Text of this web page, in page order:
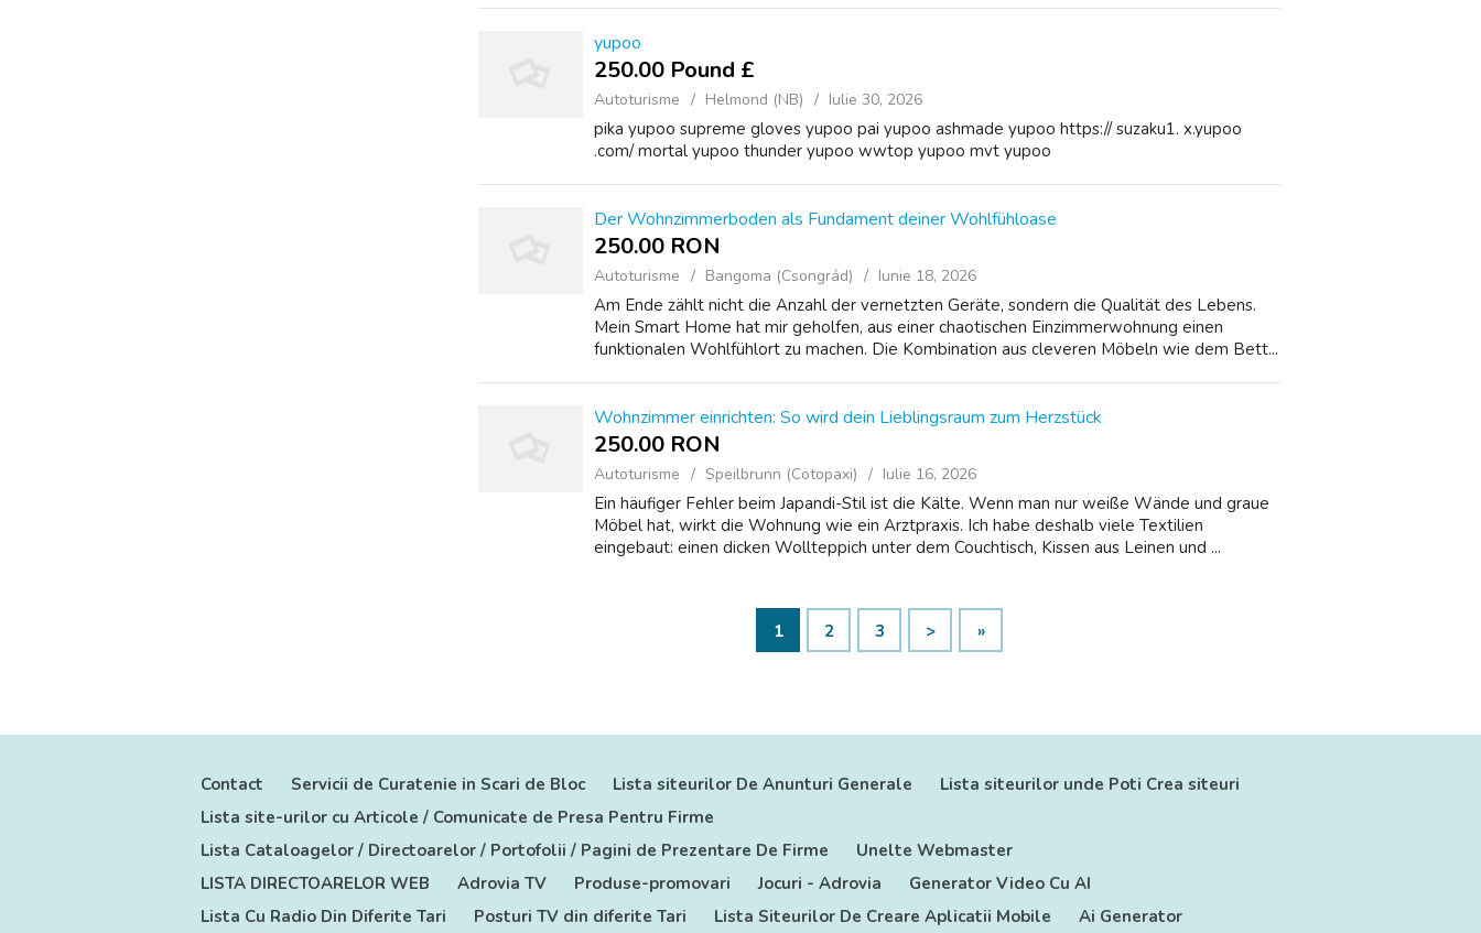
yupoo
250.00 Pound £
Autoturisme Helmond (NB) Iulie 30, 2026
pika yupoo supreme gloves yupoo pai yupoo ashmade yupoo https:// suzaku1. x.yupoo
.com/ mortal yupoo thunder yupoo wwtop yupoo mvt yupoo
Der Wohnzimmerboden als Fundament deiner Wohlfühloase
250.00 RON
Autoturisme Bangoma (Csongrád) Iunie 18, 2026
Am Ende zählt nicht die Anzahl der vernetzten Geräte, sondern die Qualität des Lebens.
Mein Smart Home hat mir geholfen, aus einer chaotischen Einzimmerwohnung einen
funktionalen Wohlfühlort zu machen. Die Kombination aus cleveren Möbeln wie dem Bett...
Wohnzimmer einrichten: So wird dein Lieblingsraum zum Herzstück
250.00 RON
Autoturisme Speilbrunn (Cotopaxi) Iulie 16, 2026
Ein häufiger Fehler beim Japandi-Stil ist die Kälte. Wenn man nur weiße Wände und graue
Möbel hat, wirkt die Wohnung wie ein Arztpraxis. Ich habe deshalb viele Textilien
eingebaut: einen dicken Wollteppich unter dem Couchtisch, Kissen aus Leinen und ...
1 2 3 > »
Contact Servicii de Curatenie in Scari de Bloc Lista siteurilor De Anunturi Generale
Lista siteurilor unde Poti Crea siteuri
Lista site-urilor cu Articole / Comunicate de Presa Pentru Firme
Lista Cataloagelor / Directoarelor / Portofolii / Pagini de Prezentare De Firme
Unelte Webmaster
LISTA DIRECTOARELOR WEB
Adrovia TV Produse-promovari Jocuri - Adrovia
Generator Video Cu AI
Lista Cu Radio Din Diferite Tari
Posturi TV din diferite Tari Lista Siteurilor De Creare Aplicatii Mobile Ai Generator